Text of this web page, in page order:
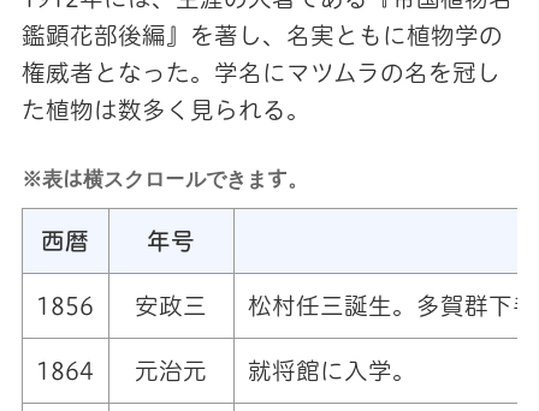
鑑顕花部後編』を著し、名実ともに植物学の
権威者となった。学名にマツムラの名を冠し
た植物は数多く見られる。
※表は横スクロールできます。
西暦 年号
1856 安政三 松村任三誕生。多賀群下
1864 元治元 就将館に入学。